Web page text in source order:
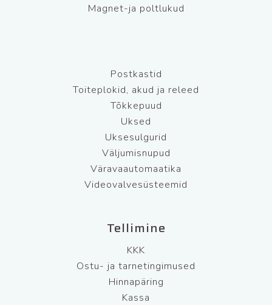
Magnet-ja poltlukud
Postkastid
Toiteplokid, akud ja releed
Tõkkepuud
Uksed
Uksesulgurid
Väljumisnupud
Väravaautomaatika
Videovalvesüsteemid
Tellimine
KKK
Ostu- ja tarnetingimused
Hinnapäring
Kassa